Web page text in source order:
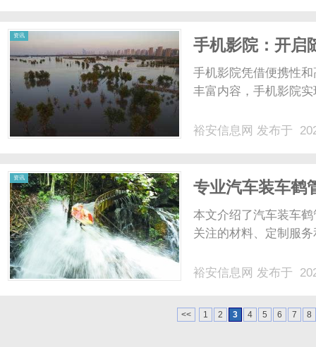
资讯
手机影院：开启
手机影院凭借便携性
丰富内容，手机影院
裕安信息网 发布于
资讯
专业汽车装车鹤
本文介绍了汽车装车
关注的材料、定制服
裕安信息网 发布于
<< 1 2 3 4 5 6 7 8